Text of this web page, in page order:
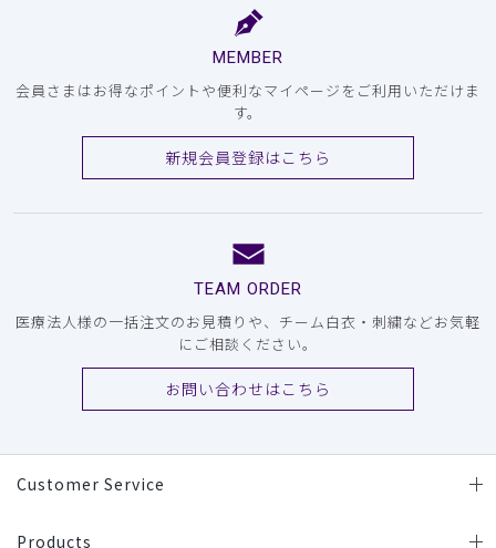
MEMBER
会員さまはお得なポイントや便利なマイページをご利用いただけま
す。
新規会員登録はこちら
TEAM ORDER
医療法人様の一括注文のお見積りや、チーム白衣・刺繍などお気軽
にご相談ください。
お問い合わせはこちら
Customer Service
Products